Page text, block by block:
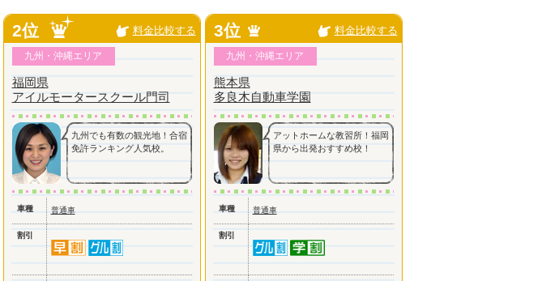
2位 料金比較する
九州・沖縄エリア
福岡県
アイルモータースクール門司
九州でも有数の観光地！合宿
免許ランキング人気校。
車種 普通車
割引
3位 料金比較する
九州・沖縄エリア
熊本県
多良木自動車学園
アットホームな教習所！福岡
県から出発おすすめ校！
車種 普通車
割引